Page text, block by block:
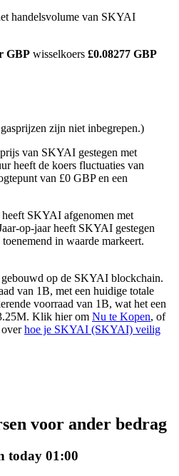
forex, edelmetalen en grondstoffen
handelsvolume van SKYAI
GBP wisselkoers £0.08277 GBP
zijn niet inbegrepen.)
van SKYAI gestegen met
heeft de koers fluctuaties van
van £0 GBP en een
SKYAI afgenomen met
op-jaar heeft SKYAI gestegen
in waarde markeert.
op de SKYAI blockchain.
van 1B, met een huidige totale
voorraad van 1B, wat het een
Klik hier om Nu te Kopen, of
overhoe je SKYAI (SKYAI) veilig
voor ander bedrag
today 01:00